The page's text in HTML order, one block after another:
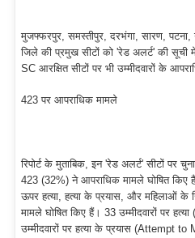
मुजफ्फरपुर, समस्तीपुर, दरभंगा, सारण,
जिले की प्रमुख सीटों को 'रेड अलर्ट' की सूची
SC आरक्षित सीटों पर भी उम्मीदवारों के
423 पर आपराधिक मामले
रिपोर्ट के मुताबिक, इन 'रेड अलर्ट' सीटों पर
423 (32%) ने आपराधिक मामले घोषित किए
ऊपर हत्या, हत्या के प्रयास, और महिलाओं के
मामले घोषित किए हैं। 33 उम्मीदवारों पर
उम्मीदवारों पर हत्या के प्रयास (Attempt